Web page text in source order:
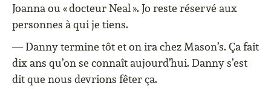
Joanna ou « docteur Neal ». Jo reste réservé aux
personnes à qui je tiens.
— Danny termine tôt et on ira chez Mason’s. Ça fait
dix ans qu’on se connaît aujourd’hui. Danny s’est
dit que nous devrions fêter ça.